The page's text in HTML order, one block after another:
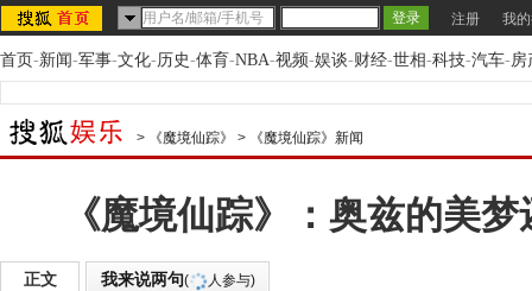
注册 我
首页-新闻-军事-文化-历史-体育-NBA-视频-娱谈-财经-世相-科技-汽车-房
> 《魔境仙踪》 > 《魔境仙踪》新闻
《魔境仙踪》：奥兹的美
正文 我来说两句( 人参与)